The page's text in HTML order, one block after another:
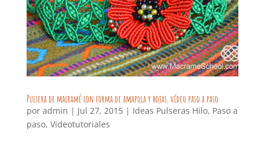
Pulsera de macramé con forma de amapola y hojas, vídeo paso a paso
por admin | Jul 27, 2015| Ideas Pulseras Hilo, Paso a
paso, Videotutoriales